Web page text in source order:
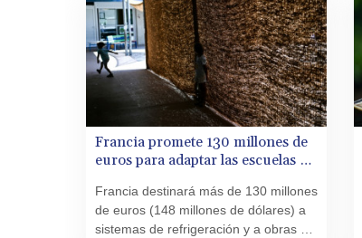
durante semanas de movilizaciones
en todo el país.
Francia promete 130 millones de
euros para adaptar las escuelas a
Francia destinará más de 130 millones
de euros (148 millones de dólares) a
sistemas de refrigeración y a obras de